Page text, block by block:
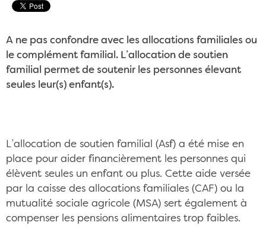
A ne pas confondre avec les allocations familiales ou
le complément familial. L’allocation de soutien
familial permet de soutenir les personnes élevant
seules leur(s) enfant(s).
L’allocation de soutien familial (Asf) a été mise en
place pour aider financièrement les personnes qui
élèvent seules un enfant ou plus. Cette aide versée
par la caisse des allocations familiales (CAF) ou la
mutualité sociale agricole (MSA) sert également à
compenser les pensions alimentaires trop faibles.